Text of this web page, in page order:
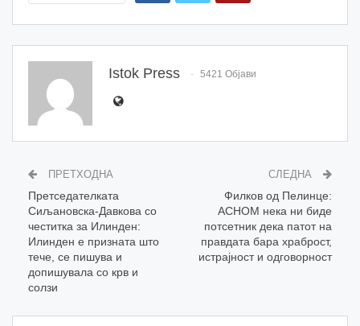
Istok Press 5421 Објави
ПРЕТХОДНА
Претседателката
Сиљановска-Давкова со
честитка за Илинден:
Илинден е призната што
тече, се пишува и
допишувала со крв и
солзи
СЛЕДНА
Филков од Пелинце:
АСНОМ нека ни биде
потсетник дека патот на
правдата бара храброст,
истрајност и одговорност